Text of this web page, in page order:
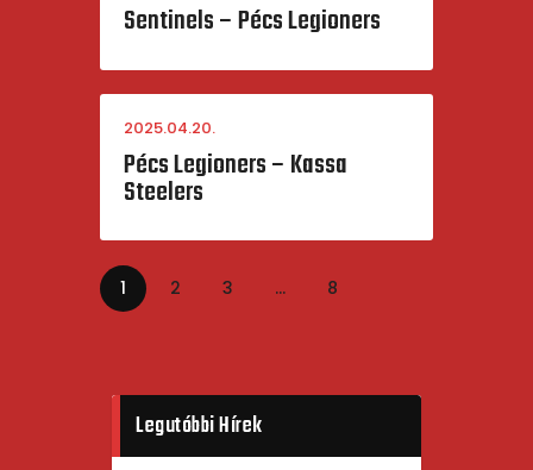
Sentinels – Pécs Legioners
2025.04.20.
Pécs Legioners – Kassa
Steelers
Bejegyzések
lapozása
PAGE
1 PAGE
2 PAGE
3 … PAGE
8
Legutóbbi Hírek